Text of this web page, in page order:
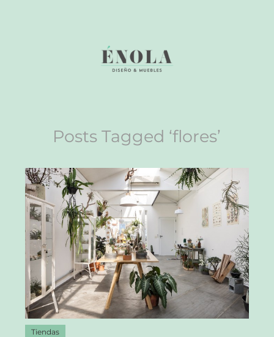
Posts Tagged ‘flores’
Tiendas